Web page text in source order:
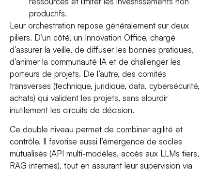
productifs.
Leur orchestration repose généralement sur deux
piliers. D’un côté, un Innovation Office, chargé
d’assurer la veille, de diffuser les bonnes pratiques,
d’animer la communauté IA et de challenger les
porteurs de projets. De l’autre, des comités
transverses (technique, juridique, data, cybersécurité,
achats) qui valident les projets, sans alourdir
inutilement les circuits de décision.
Ce double niveau permet de combiner agilité et
contrôle. Il favorise aussi l’émergence de socles
mutualisés (API multi-modèles, accès aux LLMs tiers,
RAG internes), tout en assurant leur supervision via